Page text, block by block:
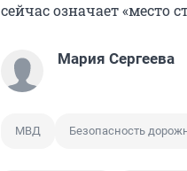
сейчас означает «место
Мария Сергеева
МВД Безопасность